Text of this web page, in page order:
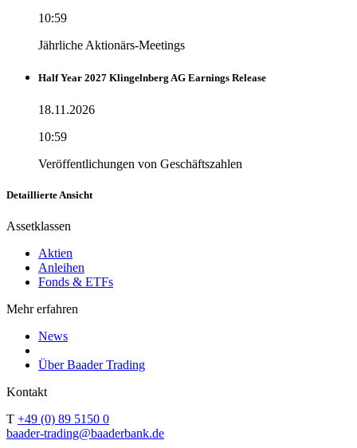
10:59
Jährliche Aktionärs-Meetings
Half Year 2027 Klingelnberg AG Earnings Release
18.11.2026
10:59
Veröffentlichungen von Geschäftszahlen
Detaillierte Ansicht
Assetklassen
Aktien
Anleihen
Fonds & ETFs
Mehr erfahren
News
Über Baader Trading
Kontakt
T +49 (0) 89 5150 0
baader-trading@baaderbank.de